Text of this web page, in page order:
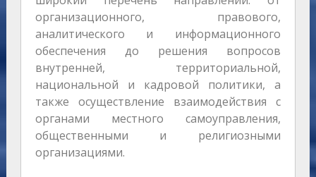
организационного, правового,
аналитического и информационного
обеспечения до решения вопросов
внутренней, территориальной,
национальной и кадровой политики, а
также осуществление взаимодействия с
органами местного самоуправления,
общественными и религиозными
организациями.